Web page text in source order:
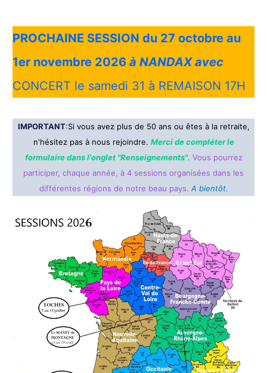
PROCHAINE SESSION du 27 octobre au
1er novembre 2026à NANDAX avec
CONCERT le samedi 31 à REMAISON 17H
IMPORTANT:Si vous avez plus de 50 ans ou êtes à la retraite,
n'hésitez pas à nous rejoindre. Merci de compléter le
formulaire dans l'onglet "Renseignements". Vous pourrez
participer, chaque année, à 4 sessions organisées dans les
différentes régions de notre beau pays. A bientôt.